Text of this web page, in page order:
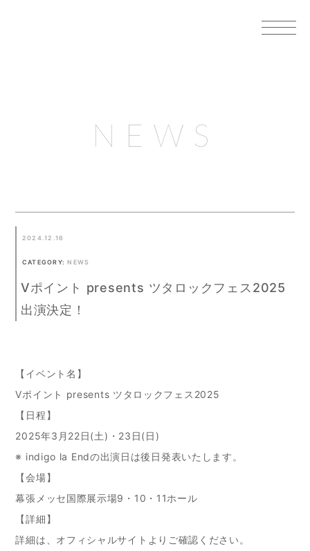
NEWS
2024.12.16
CATEGORY: NEWS
Vポイント presents ツタロックフェス2025
出演決定！
【イベント名】
Vポイント presents ツタロックフェス2025
【日程】
2025年3月22日(土)・23日(日)
※ indigo la Endの出演日は後日発表いたします。
【会場】
幕張メッセ国際展示場9・10・11ホール
【詳細】
詳細は、オフィシャルサイトよりご確認ください。